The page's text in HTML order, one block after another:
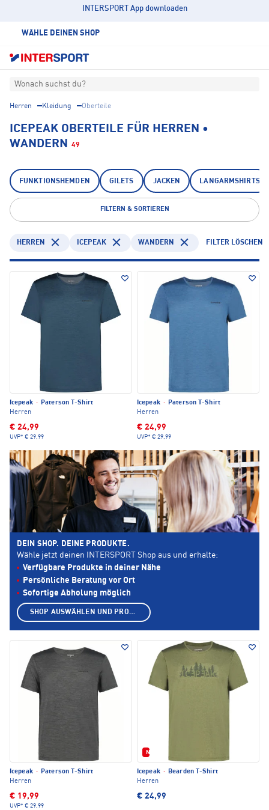
INTERSPORT App downloaden
WÄHLE DEINEN SHOP
Wonach suchst du?
Herren Kleidung Oberteile
ICEPEAK OBERTEILE FÜR HERREN •
WANDERN 49
FUNKTIONSHEMDEN GILETS JACKEN LANGARMSHIRTS
FILTERN & SORTIEREN
HERREN ICEPEAK WANDERN FILTER LÖSCHEN
Icepeak ·
Paterson T-Shirt
Herren
€ 24,99
UVP* € 29,99
Icepeak ·
Paterson T-Shirt
Herren
€ 24,99
UVP* € 29,99
Icepeak · Paterson T-Shirt
Herren
€ 19,99
UVP* € 29,99
Neu
Icepeak · Bearden T-Shirt
Herren
€ 24,99
DEIN SHOP. DEINE PRODUKTE.
Wähle jetzt deinen INTERSPORT Shop aus und erhalte:
Verfügbare Produkte in deiner Nähe
Persönliche Beratung vor Ort
Sofortige Abholung möglich
SHOP AUSWÄHLEN UND PRODUKTE ANZEIGEN